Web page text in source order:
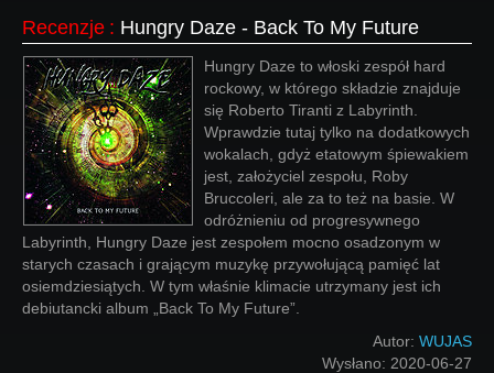
Recenzje : Hungry Daze - Back To My Future
Hungry Daze to włoski zespół hard
rockowy, w którego składzie znajduje
się Roberto Tiranti z Labyrinth.
Wprawdzie tutaj tylko na dodatkowych
wokalach, gdyż etatowym śpiewakiem
jest, założyciel zespołu, Roby
Bruccoleri, ale za to też na basie. W
odróżnieniu od progresywnego
Labyrinth, Hungry Daze jest zespołem mocno osadzonym w
starych czasach i grającym muzykę przywołującą pamięć lat
osiemdziesiątych. W tym właśnie klimacie utrzymany jest ich
debiutancki album „Back To My Future”.
Autor: WUJAS
Wysłano: 2020-06-27